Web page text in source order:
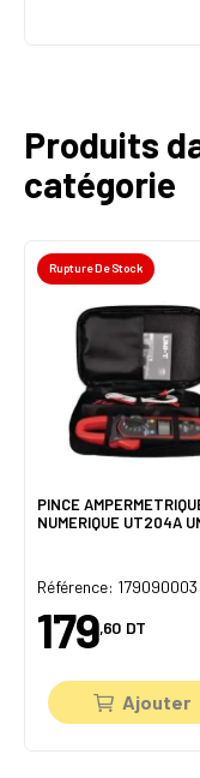
Produits
catégorie
Rupture De Stock
PINCE
NUMERIQUE UT204A
Référence: 179090003
179,60 DT
Ajouter